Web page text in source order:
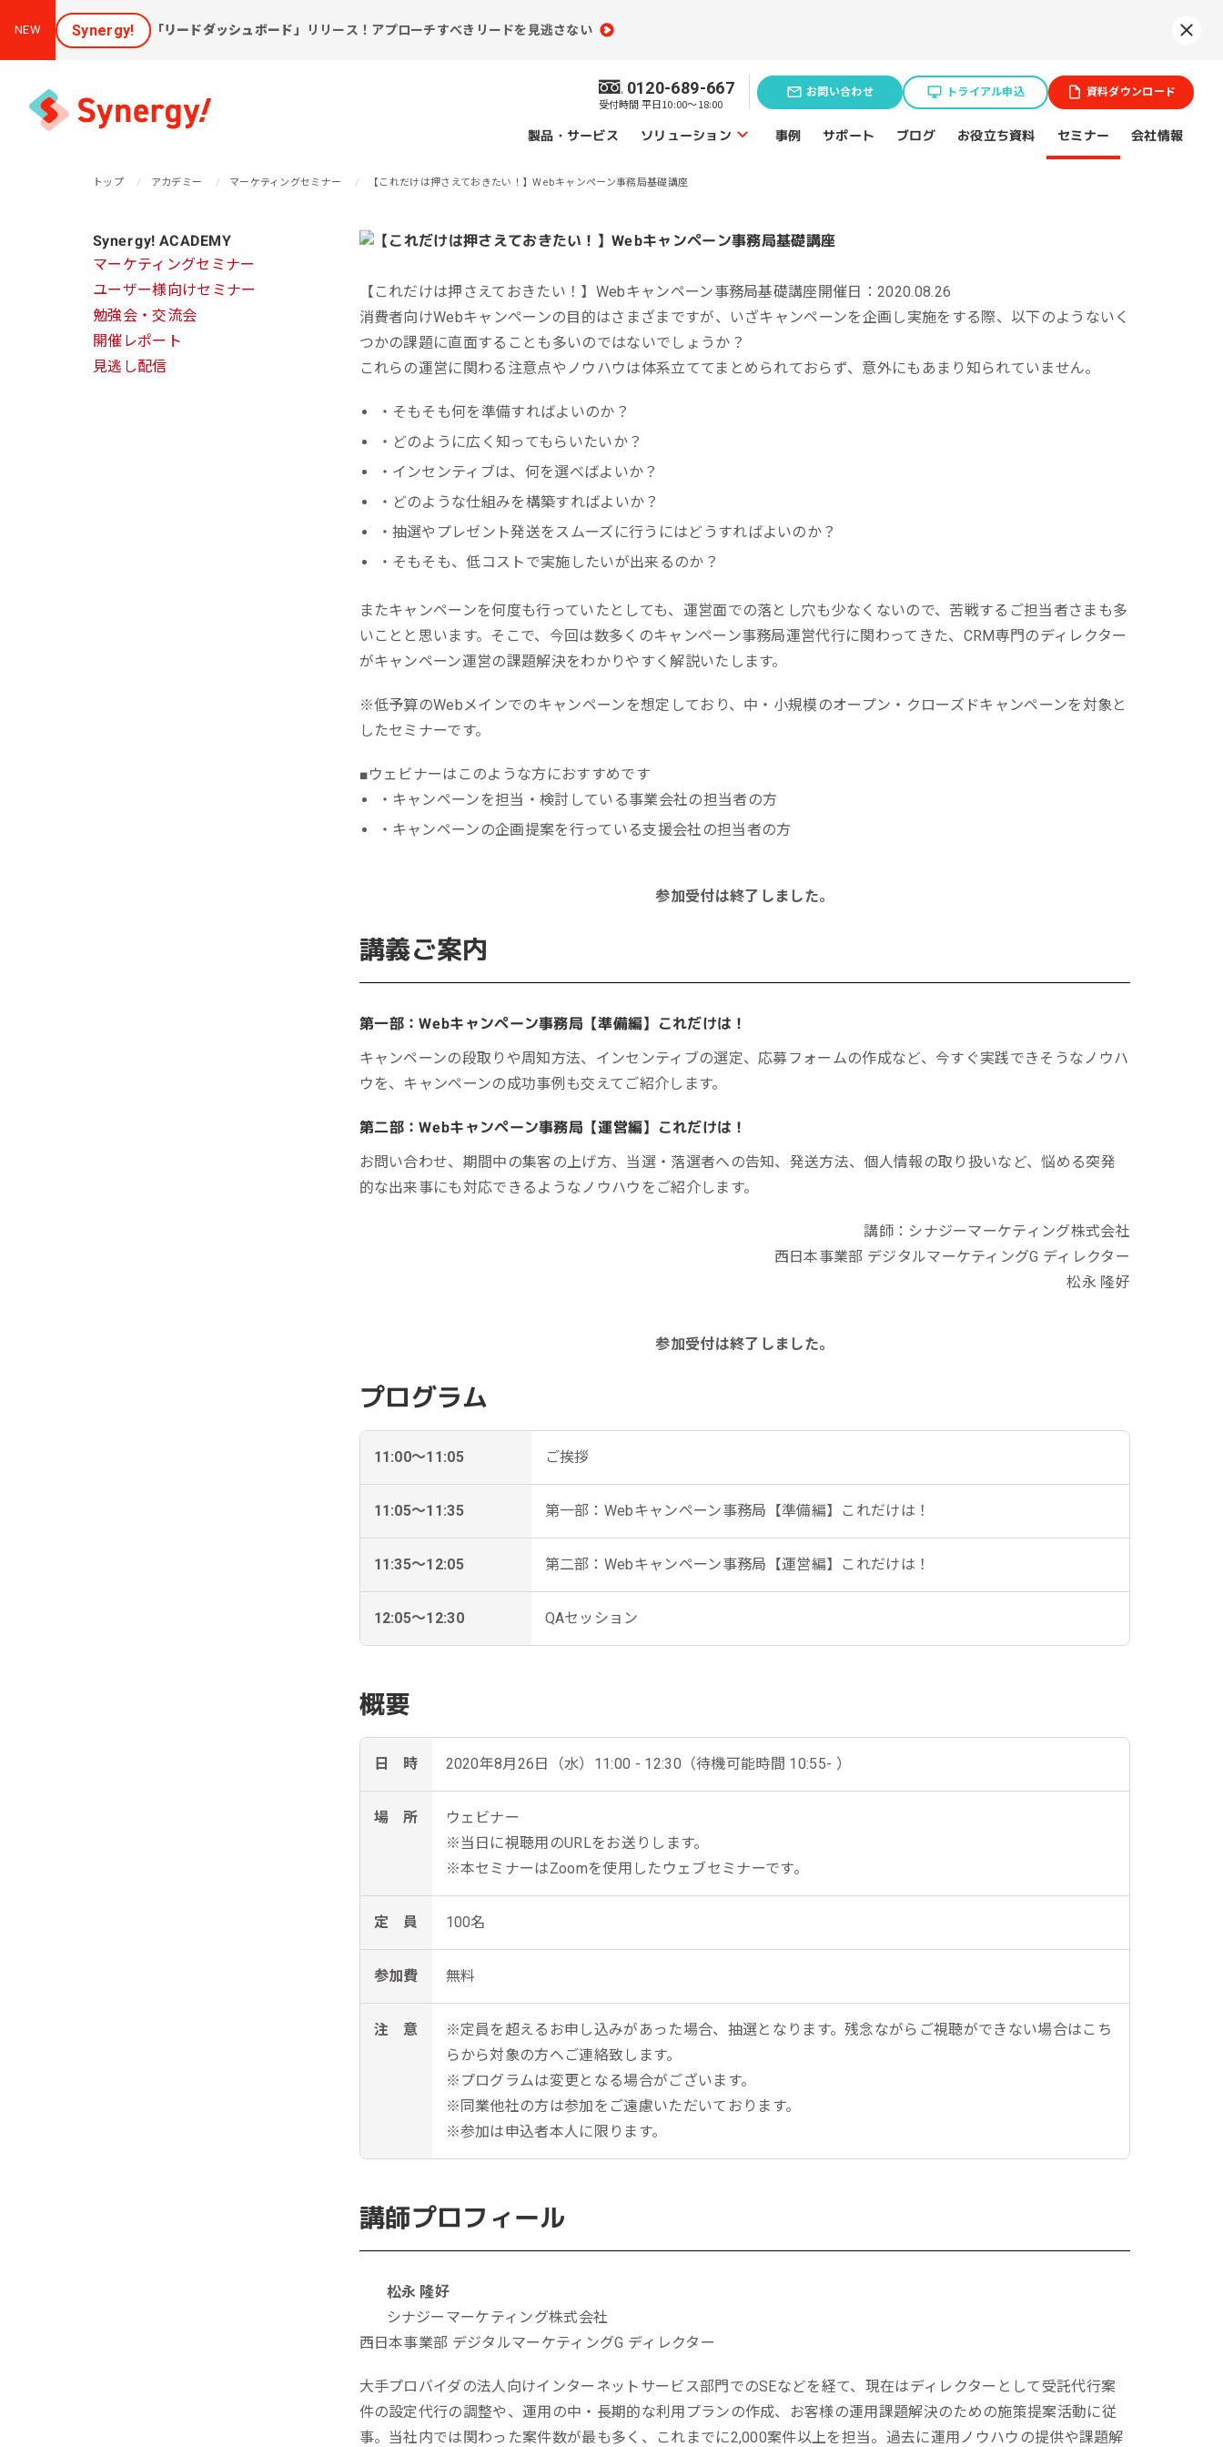
NEW Synergy! 「リードダッシュボード」 リリース！アプローチすべきリードを見逃さない
0120-689-667
受付時間 平日10:00～18:00
お問い合わせ トライアル申込 資料ダウンロード
製品・サービス ソリューション
ソリューショントップ
集客と売上アップに効く
ソリューション
[潜在層顕在化ソリューション]
見込み顧客に買ってほしい
[見込顧客獲得ソリューション]
課題発見のソリューション
会員情報分析
購買情報分析
Webアクセス解析
メール効果測定
集客効果分析
レビューデータ分析
インタビュー分析
業務効率化のソリューション
（ライティング）
不動産業界
事例 サポート ブログ お役立ち資料 セミナー 会社情報
トップ アカデミー マーケティングセミナー 【これだけは押さえておきたい！】Webキャンペーン事務局基礎講座
【これだけは押さえておきたい！】Webキャンペーン事務局基礎講座 開催日：2020.08.26
消費者向けWebキャンペーンの目的はさまざまですが、いざキャンペーンを企画し実施をする際、以下のようないく
つかの課題に直面することも多いのではないでしょうか？
これらの運営に関わる注意点やノウハウは体系立ててまとめられておらず、意外にもあまり知られていません。
・そもそも何を準備すればよいのか？
・どのように広く知ってもらいたいか？
・インセンティブは、何を選べばよいか？
・どのような仕組みを構築すればよいか？
・抽選やプレゼント発送をスムーズに行うにはどうすればよいのか？
・そもそも、低コストで実施したいが出来るのか？
またキャンペーンを何度も行っていたとしても、運営面での落とし穴も少なくないので、苦戦するご担当者さまも多
いことと思います。そこで、今回は数多くのキャンペーン事務局運営代行に関わってきた、CRM専門のディレクター
がキャンペーン運営の課題解決をわかりやすく解説いたします。
※低予算のWebメインでのキャンペーンを想定しており、中・小規模のオープン・クローズドキャンペーンを対象と
したセミナーです。
■ウェビナーはこのような方におすすめです
・キャンペーンを担当・検討している事業会社の担当者の方
・キャンペーンの企画提案を行っている支援会社の担当者の方
参加受付は終了しました。
講義ご案内
第一部：Webキャンペーン事務局【準備編】これだけは！
キャンペーンの段取りや周知方法、インセンティブの選定、応募フォームの作成など、今すぐ実践できそうなノウハ
ウを、キャンペーンの成功事例も交えてご紹介します。
第二部：Webキャンペーン事務局【運営編】これだけは！
お問い合わせ、期間中の集客の上げ方、当選・落選者への告知、発送方法、個人情報の取り扱いなど、悩める突発
的な出来事にも対応できるようなノウハウをご紹介します。
講師：シナジーマーケティング株式会社
西日本事業部 デジタルマーケティングG ディレクター
松永 隆好
参加受付は終了しました。
プログラム
11:00～11:05 ご挨拶
11:05～11:35 第一部：Webキャンペーン事務局【準備編】これだけは！
11:35～12:05 第二部：Webキャンペーン事務局【運営編】これだけは！
12:05～12:30 QAセッション
概要
日 時 2020年8月26日（水）11:00 - 12:30（待機可能時間 10:55- ）
場 所
ウェビナー
※当日に視聴用のURLをお送りします。
※本セミナーはZoomを使用したウェブセミナーです。
定 員 100名
参加費 無料
注 意
※定員を超えるお申し込みがあった場合、抽選となります。残念ながらご視聴ができない場合はこち
らから対象の方へご連絡致します。
※プログラムは変更となる場合がございます。
※同業他社の方は参加をご遠慮いただいております。
※参加は申込者本人に限ります。
講師プロフィール
松永 隆好
シナジーマーケティング株式会社
西日本事業部 デジタルマーケティングG ディレクター
大手プロバイダの法人向けインターネットサービス部門でのSEなどを経て、現在はディレクターとして受託代行案
件の設定代行の調整や、運用の中・長期的な利用プランの作成、お客様の運用課題解決のための施策提案活動に従
事。当社内では関わった案件数が最も多く、これまでに2,000案件以上を担当。過去に運用ノウハウの提供や課題解
Synergy! ACADEMY
マーケティングセミナー
ユーザー様向けセミナー
勉強会・交流会
開催レポート
見逃し配信